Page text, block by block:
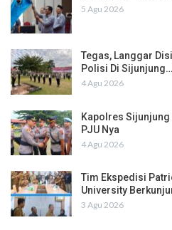
5 Agu 2026
Tegas, Langgar
Polisi Di Sijunjung…
4 Agu 2026
Kapolres
PJU Nya
4 Agu 2026
Tim Ekspedisi
University
3 Agu 2026